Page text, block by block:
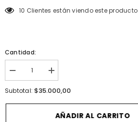
10 Clientes están viendo este producto
Cantidad:
Error:
Missing
value
&quot;producto&quot;
I18n
Error:
Missing
interpolation
value
&quot;producto&quot;
for
Subtotal: $35.000,00
AÑADIR AL CARRITO